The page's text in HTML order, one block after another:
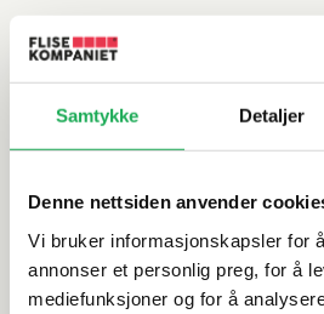
Samtykke Detaljer
Denne nettsiden anvender
Vi bruker informasjonskapsler for
annonser et personlig preg, for å
mediefunksjoner og for å
Artikkelnr.101475564
Produktinformasjon
Spesifikasjoner
Rengjøring og vedlikehold